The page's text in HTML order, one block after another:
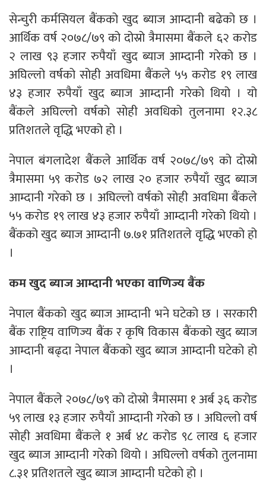
सेन्चुरी कर्मसियल बैंकको खुद ब्याज आम्दानी बढेको छ ।
आर्थिक वर्ष २०७८/७९ को दोस्रो त्रैमासमा बैंकले ६२ करोड
२ लाख ९३ हजार रुपैयाँ खुद ब्याज आम्दानी गरेको छ ।
अघिल्लो वर्षको सोही अवधिमा बैंकले ५५ करोड १९ लाख
४३ हजार रुपैयाँ खुद ब्याज आम्दानी गरेको थियो । यो
बैंकले अघिल्लो वर्षको सोही अवधिको तुलनामा १२.३८
प्रतिशतले वृद्धि भएको हो ।
नेपाल बंगलादेश बैंकले आर्थिक वर्ष २०७८/७९ को दोस्रो
त्रैमासमा ५९ करोड ७२ लाख २० हजार रुपैयाँ खुद ब्याज
आम्दानी गरेको छ । अघिल्लो वर्षको सोही अवधिमा बैंकले
५५ करोड १९ लाख ४३ हजार रुपैयाँ आम्दानी गरेको थियो ।
बैंकको खुद ब्याज आम्दानी ७.७१ प्रतिशतले वृद्धि भएको हो
।
कम खुद ब्याज आम्दानी भएका वाणिज्य बैंक
नेपाल बैंकको खुद ब्याज आम्दानी भने घटेको छ । सरकारी
बैंक राष्ट्रिय वाणिज्य बैंक र कृषि विकास बैंकको खुद ब्याज
आम्दानी बढ्दा नेपाल बैंकको खुद ब्याज आम्दानी घटेको हो
।
नेपाल बैंकले २०७८/७९ को दोस्रो त्रैमासमा १ अर्ब ३६ करोड
५९ लाख १३ हजार रुपैयाँ आम्दानी गरेको छ । अघिल्लो वर्ष
सोही अवधिमा बैंकले १ अर्ब ४८ करोड ९८ लाख ६ हजार
खुद ब्याज आम्दानी गरेको थियो । अघिल्लो वर्षको तुलनामा
८.३१ प्रतिशतले खुद ब्याज आम्दानी घटेको हो ।